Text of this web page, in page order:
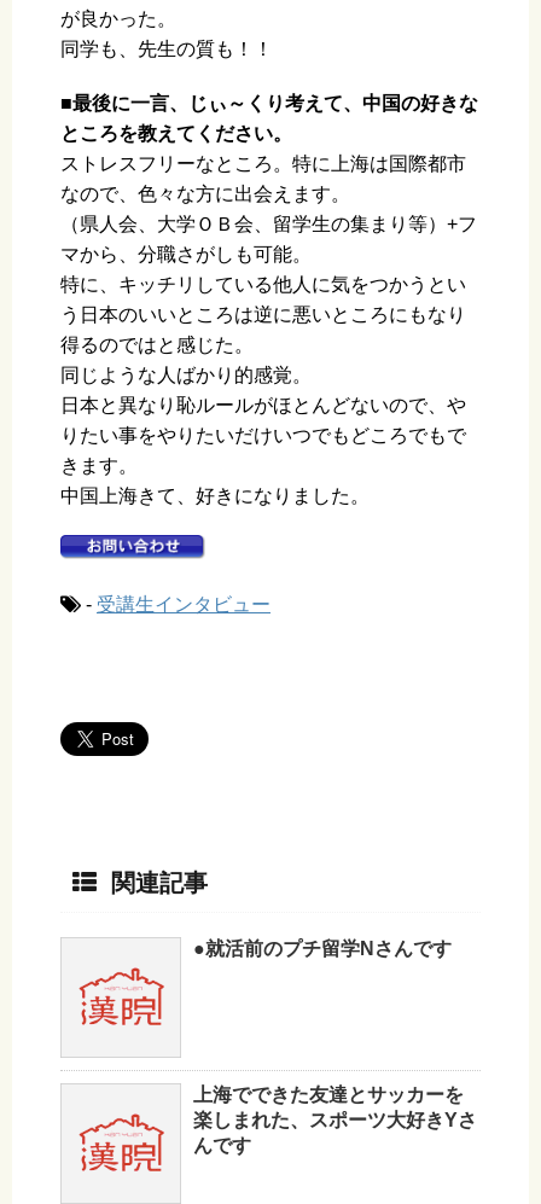
が良かった。
同学も、先生の質も！！
■最後に一言、じぃ～くり考えて、中国の好きな
ところを教えてください。
ストレスフリーなところ。特に上海は国際都市
なので、色々な方に出会えます。
（県人会、大学ＯＢ会、留学生の集まり等）+フ
マから、分職さがしも可能。
特に、キッチリしている他人に気をつかうとい
う日本のいいところは逆に悪いところにもなり
得るのではと感じた。
同じような人ばかり的感覚。
日本と異なり恥ルールがほとんどないので、や
りたい事をやりたいだけいつでもどころでもで
きます。
中国上海きて、好きになりました。
- 受講生インタビュー
関連記事
●就活前のプチ留学Nさんです
上海でできた友達とサッカーを
楽しまれた、スポーツ大好きYさ
んです